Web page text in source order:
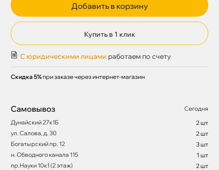
Добавить в корзину
Купить в 1 клик
С юридическими лицами работаем по счету
Скидка 5% при заказе через интернет-магазин
Самовывоз
Сегодня
Дунайский 27к1Б
2 шт
ул. Салова, д. 30
2 шт
Богатырский пр. 12
3 шт
н. Обводного канала 115
1 шт
пр.Науки 10к1 (2 этаж)
2 шт